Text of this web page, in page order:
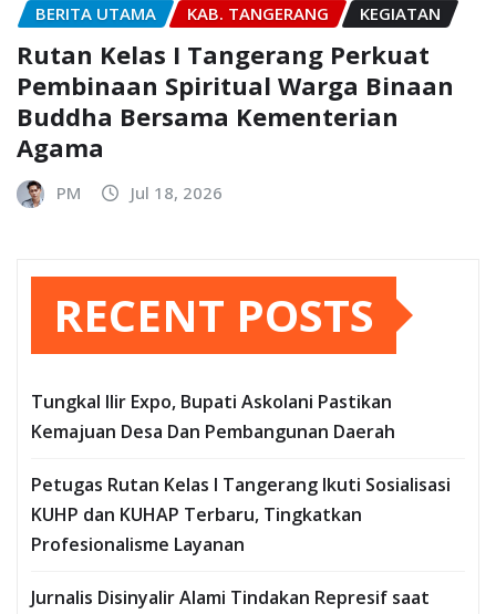
BERITA UTAMA KAB. TANGERANG KEGIATAN
Rutan Kelas I Tangerang Perkuat
Pembinaan Spiritual Warga Binaan
Buddha Bersama Kementerian
Agama
PM Jul 18, 2026
RECENT POSTS
Tungkal Ilir Expo, Bupati Askolani Pastikan
Kemajuan Desa Dan Pembangunan Daerah
Petugas Rutan Kelas I Tangerang Ikuti Sosialisasi
KUHP dan KUHAP Terbaru, Tingkatkan
Profesionalisme Layanan
Jurnalis Disinyalir Alami Tindakan Represif saat